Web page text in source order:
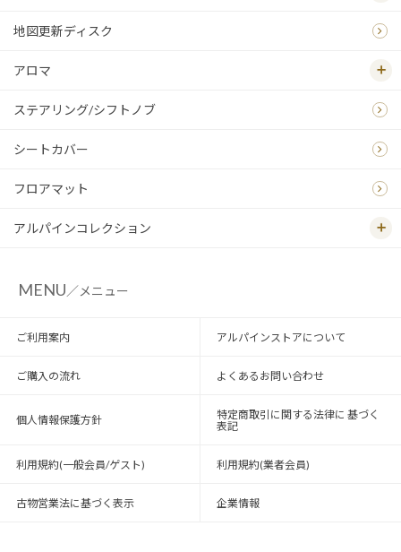
地図更新ディスク
アロマ
ステアリング/シフトノブ
シートカバー
フロアマット
アルパインコレクション
MENU／メニュー
ご利用案内 アルパインストアについて
ご購入の流れ よくあるお問い合わせ
個人情報保護方針
特定商取引に関する法律に 基づく
表記
利用規約(一般会員/ゲスト) 利用規約(業者会員)
古物営業法に基づく表示 企業情報